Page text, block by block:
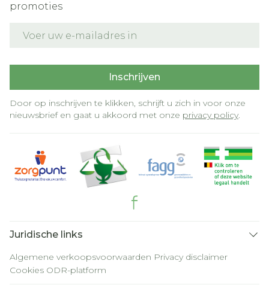
promoties
Inschrijven
Door op inschrijven te klikken, schrijft u zich in voor onze
nieuwsbrief en gaat u akkoord met onze privacy policy.
Juridische links
Algemene verkoopsvoorwaarden Privacy disclaimer
Cookies ODR-platform